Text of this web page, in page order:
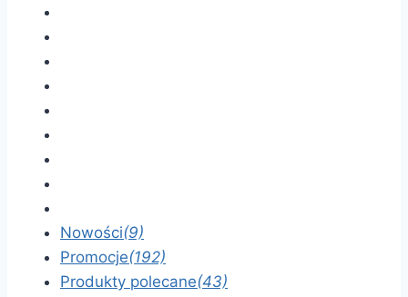
Nowości(9)
Promocje(192)
Produkty polecane(43)